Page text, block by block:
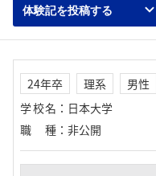
体験記を投稿する
24年卒 理系
男性
学校名 ： 日本大学
職種 ： 非公開